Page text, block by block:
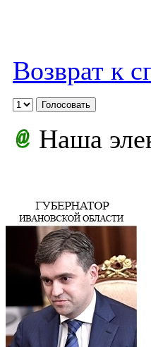
Возврат к
Наша